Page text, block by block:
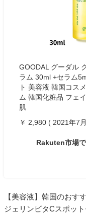
GOODAL グーダル
ラム 30ml +セラム
ト 美容液 韓国コス
ム 韓国化粧品 フェ
肌
￥ 2,980 ( 2021年7
Rakuten市場
【美容液】韓国のおす
ジェリンビタCスポット